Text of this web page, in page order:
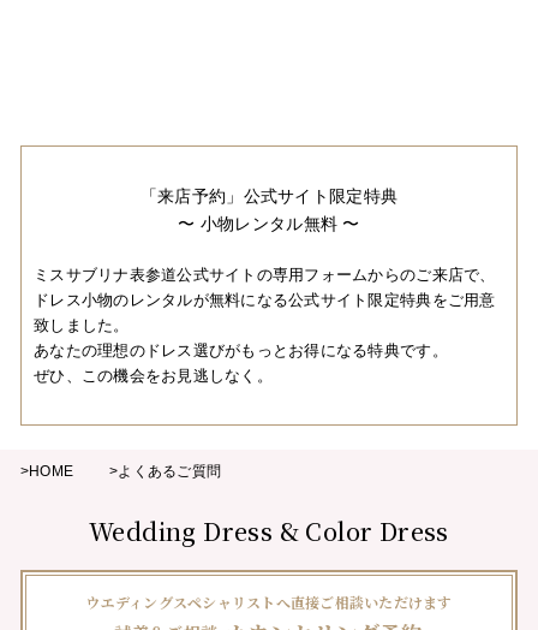
「来店予約」公式サイト限定特典
〜 小物レンタル無料 〜
ミスサブリナ表参道公式サイトの専用フォームからのご来店で、
ドレス小物のレンタルが無料になる公式サイト限定特典をご用意
致しました。
あなたの理想のドレス選びがもっとお得になる特典です。
ぜひ、この機会をお見逃しなく。
>HOME >よくあるご質問
Wedding Dress & Color Dress
ウエディングスペシャリストへ直接ご相談いただけます